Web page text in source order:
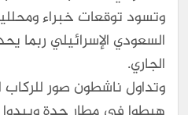
وتسود توقعات خبراء
السعودي الإسرائيلي ربما
الجاري.
وتداول ناشطون صور للركاب